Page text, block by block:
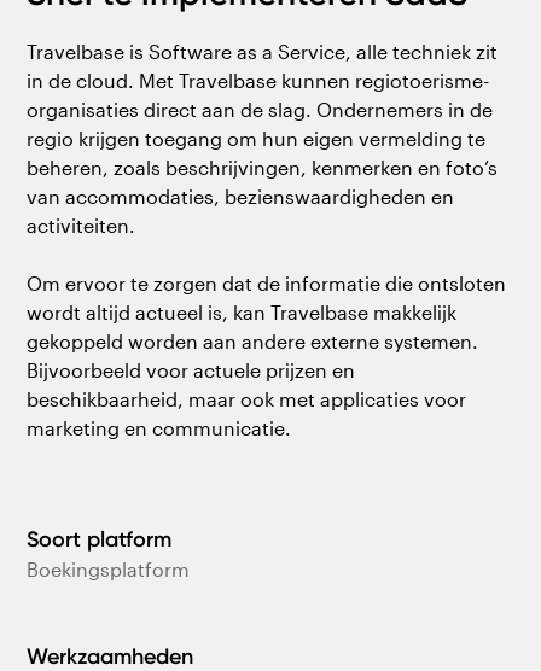
Travelbase is Software as a Service, alle techniek zit
in de cloud. Met Travelbase kunnen regiotoerisme-
organisaties direct aan de slag. Ondernemers in de
regio krijgen toegang om hun eigen vermelding te
beheren, zoals beschrijvingen, kenmerken en foto’s
van accommodaties, bezienswaardigheden en
activiteiten.
Om ervoor te zorgen dat de informatie die ontsloten
wordt altijd actueel is, kan Travelbase makkelijk
gekoppeld worden aan andere externe systemen.
Bijvoorbeeld voor actuele prijzen en
beschikbaarheid, maar ook met applicaties voor
marketing en communicatie.
Soort platform
Boekingsplatform
Werkzaamheden